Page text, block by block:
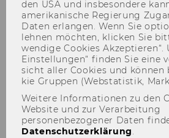
15:00
Bühne
DJ Set
den USA und ins­be­son­de­re
amerikanische Re­gie­rung
Daten er­lan­gen. Wenn Sie
leh­nen möch­ten, kli­cken Sie
wen­di­ge Coo­kies Ak­zep­tie­ren“.
Ein­stel­lun­gen“ fin­den Sie eine
sicht aller Coo­kies und
kie Grup­pen (Web­sta­tis­tik,
Weitere Informationen zu den
Website und zur Verarbeitung
personenbezogener Daten
Datenschutzerklärung.